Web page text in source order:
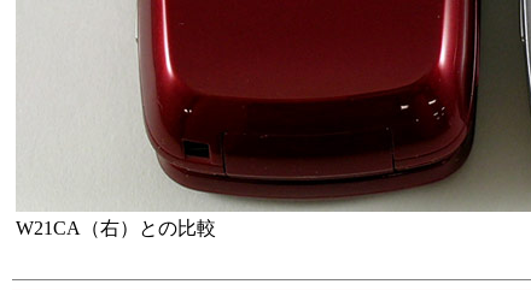
W21CA（右）との比較